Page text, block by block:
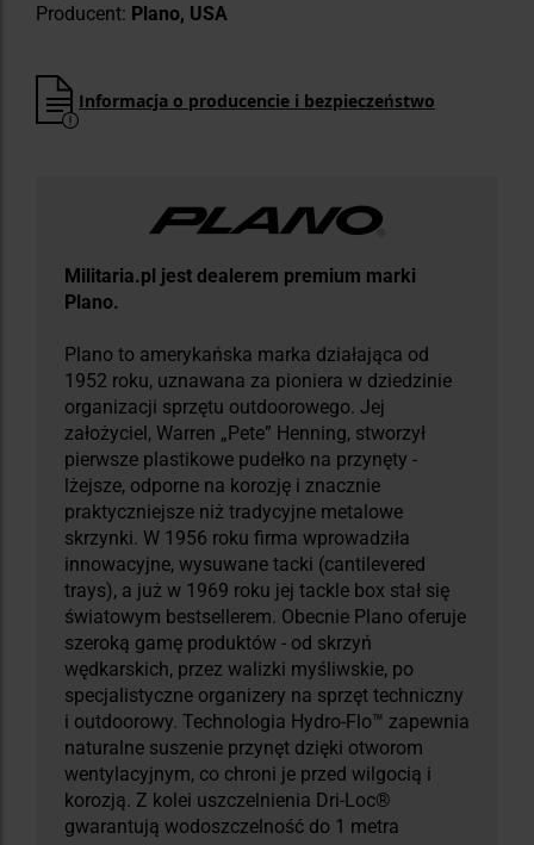
Producent: Plano, USA
Informacja o producencie i bezpieczeństwo
Militaria.pl jest dealerem premium marki
Plano.
Plano to amerykańska marka działająca od
1952 roku, uznawana za pioniera w dziedzinie
organizacji sprzętu outdoorowego. Jej
założyciel, Warren „Pete” Henning, stworzył
pierwsze plastikowe pudełko na przynęty -
lżejsze, odporne na korozję i znacznie
praktyczniejsze niż tradycyjne metalowe
skrzynki. W 1956 roku firma wprowadziła
innowacyjne, wysuwane tacki (cantilevered
trays), a już w 1969 roku jej tackle box stał się
światowym bestsellerem. Obecnie Plano oferuje
szeroką gamę produktów - od skrzyń
wędkarskich, przez walizki myśliwskie, po
specjalistyczne organizery na sprzęt techniczny
i outdoorowy. Technologia Hydro-Flo™ zapewnia
naturalne suszenie przynęt dzięki otworom
wentylacyjnym, co chroni je przed wilgocią i
korozją. Z kolei uszczelnienia Dri-Loc®
gwarantują wodoszczelność do 1 metra